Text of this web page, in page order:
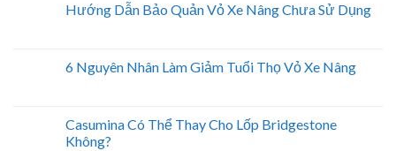
Hướng Dẫn Bảo Quản Vỏ Xe Nâng Chưa Sử Dụng
6 Nguyên Nhân Làm Giảm Tuổi Thọ Vỏ Xe Nâng
Casumina Có Thể Thay Cho Lốp Bridgestone
Không?